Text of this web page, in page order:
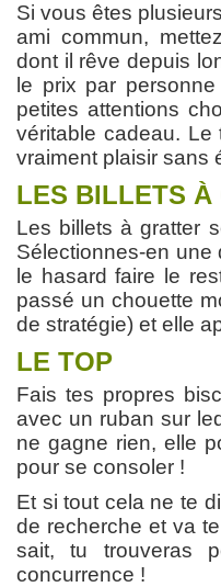
Si vous êtes
ami commun,
dont il rêve depuis
le prix par
petites attentions
véritable cadeau.
vraiment plaisir sans
LES BILLETS À
Les billets à gratter
Sélectionnes-en une
le hasard faire le
passé un chouette
de stratégie) et elle
LE TOP
Fais tes propres
avec un ruban sur
ne gagne rien, elle
pour se consoler !
Et si tout cela ne te
de recherche et va
sait, tu trouveras
concurrence !